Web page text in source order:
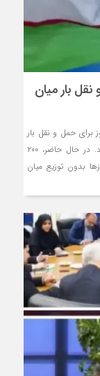
بار میان
برای حمل و نقل بار
روی می‌آورند، وزارت حمل و نقل ازبکستان گزارش داد. در حال حاضر، ۲۰۰
بدون توزیع میان